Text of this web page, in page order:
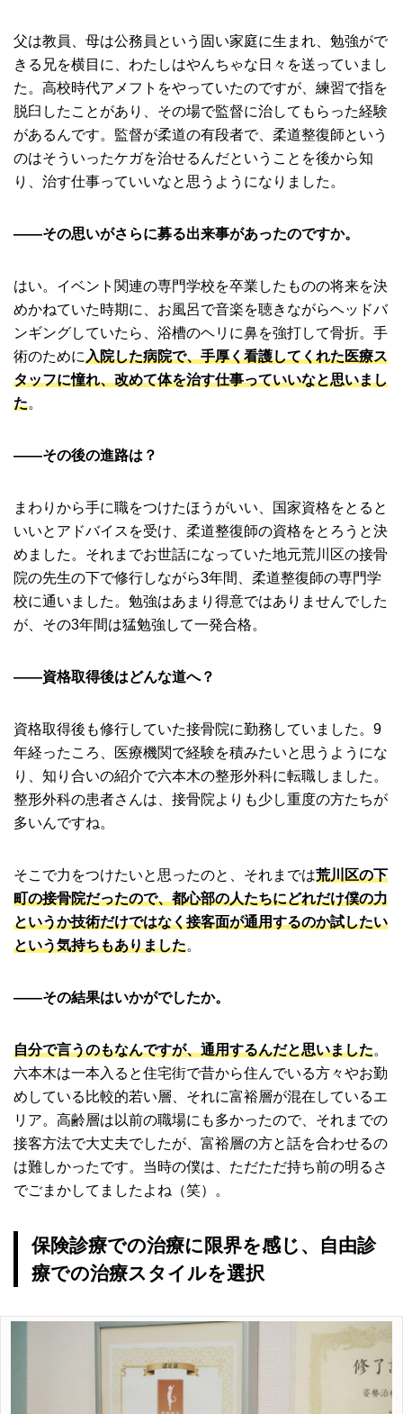
父は教員、母は公務員という固い家庭に生まれ、勉強がで
きる兄を横目に、わたしはやんちゃな日々を送っていまし
た。高校時代アメフトをやっていたのですが、練習で指を
脱臼したことがあり、その場で監督に治してもらった経験
があるんです。監督が柔道の有段者で、柔道整復師という
のはそういったケガを治せるんだということを後から知
り、治す仕事っていいなと思うようになりました。
――その思いがさらに募る出来事があったのですか。
はい。イベント関連の専門学校を卒業したものの将来を決
めかねていた時期に、お風呂で音楽を聴きながらヘッドバ
ンギングしていたら、浴槽のヘリに鼻を強打して骨折。手
術のために入院した病院で、手厚く看護してくれた医療ス
タッフに憧れ、改めて体を治す仕事っていいなと思いまし
た。
――その後の進路は？
まわりから手に職をつけたほうがいい、国家資格をとると
いいとアドバイスを受け、柔道整復師の資格をとろうと決
めました。それまでお世話になっていた地元荒川区の接骨
院の先生の下で修行しながら3年間、柔道整復師の専門学
校に通いました。勉強はあまり得意ではありませんでした
が、その3年間は猛勉強して一発合格。
――資格取得後はどんな道へ？
資格取得後も修行していた接骨院に勤務していました。9
年経ったころ、医療機関で経験を積みたいと思うようにな
り、知り合いの紹介で六本木の整形外科に転職しました。
整形外科の患者さんは、接骨院よりも少し重度の方たちが
多いんですね。
そこで力をつけたいと思ったのと、それまでは荒川区の下
町の接骨院だったので、都心部の人たちにどれだけ僕の力
というか技術だけではなく接客面が通用するのか試したい
という気持ちもありました。
――その結果はいかがでしたか。
自分で言うのもなんですが、通用するんだと思いました。
六本木は一本入ると住宅街で昔から住んでいる方々やお勤
めしている比較的若い層、それに富裕層が混在しているエ
リア。高齢層は以前の職場にも多かったので、それまでの
接客方法で大丈夫でしたが、富裕層の方と話を合わせるの
は難しかったです。当時の僕は、ただただ持ち前の明るさ
でごまかしてましたよね（笑）。
保険診療での治療に限界を感じ、自由診
療での治療スタイルを選択